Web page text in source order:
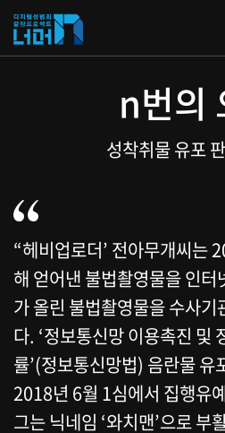
n번의
성착취물 유포
“헤비업로더’ 전아무개씨는
해 얻어낸 불법촬영물을 인
가 올린 불법촬영물을 수사기
다. ‘정보통신망 이용촉진 및
률’(정보통신망법) 음란물 유
2018년 6월 1심에서 집행유
그는 닉네임 ‘와치맨’으로 부